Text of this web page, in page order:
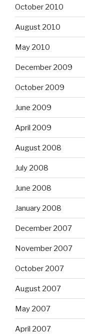
October 2010
August 2010
May 2010
December 2009
October 2009
June 2009
April 2009
August 2008
July 2008
June 2008
January 2008
December 2007
November 2007
October 2007
August 2007
May 2007
April 2007